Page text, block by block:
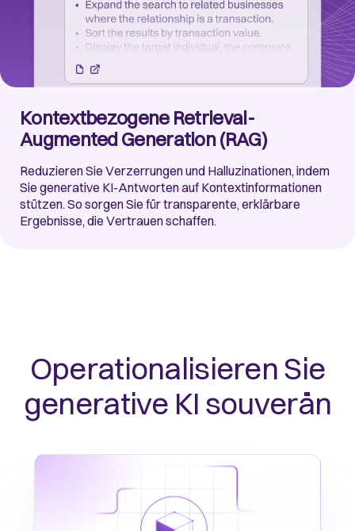
Kontextbezogene Retrieval-
Augmented Generation (RAG)
Reduzieren Sie Verzerrungen und Halluzinationen, indem
Sie generative KI-Antworten auf Kontextinformationen
stützen. So sorgen Sie für transparente, erklärbare
Ergebnisse, die Vertrauen schaffen.
Operationalisieren Sie
generative KI souverän